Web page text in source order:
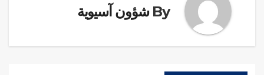
By شؤون آسيوية